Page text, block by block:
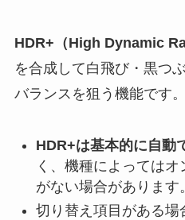
HDR+（High Dynamic
を合成して白飛び・黒つ
バランスを狙う機能です。
HDR+は基本的に自動
く、機種によっては
がない場合があります。
切り替え項目がある